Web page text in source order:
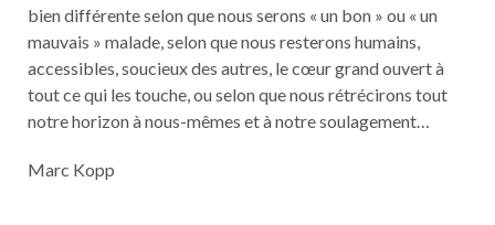
bien différente selon que nous serons « un bon » ou « un
mauvais » malade, selon que nous resterons humains,
accessibles, soucieux des autres, le cœur grand ouvert à
tout ce qui les touche, ou selon que nous rétrécirons tout
notre horizon à nous-mêmes et à notre soulagement…
Marc Kopp